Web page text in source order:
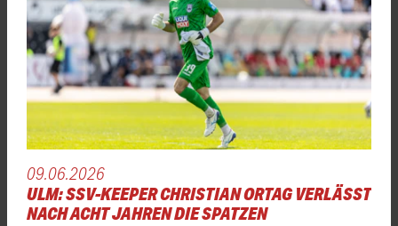
09.06.2026
ULM: SSV-KEEPER CHRISTIAN ORTAG VERLÄSST
NACH ACHT JAHREN DIE SPATZEN